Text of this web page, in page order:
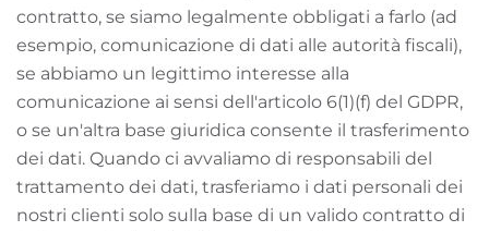
contratto, se siamo legalmente obbligati a farlo (ad
esempio, comunicazione di dati alle autorità fiscali),
se abbiamo un legittimo interesse alla
comunicazione ai sensi dell'articolo 6(1)(f) del GDPR,
o se un'altra base giuridica consente il trasferimento
dei dati. Quando ci avvaliamo di responsabili del
trattamento dei dati, trasferiamo i dati personali dei
nostri clienti solo sulla base di un valido contratto di